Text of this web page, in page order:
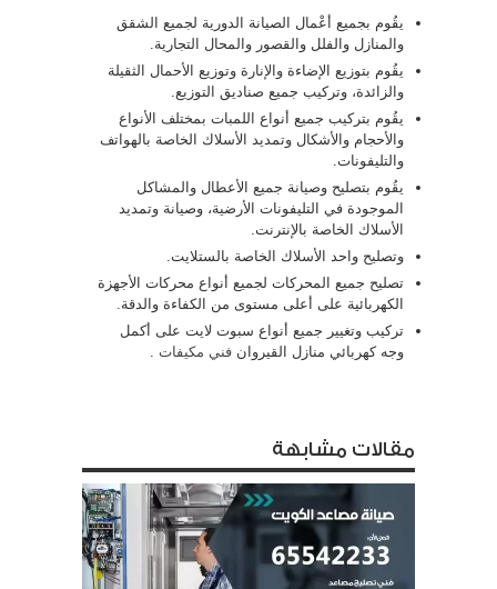
يقُوم بجميع أعْمال الصيانة الدورية لجميع الشقق
والمنازل والفلل والقصور والمحال التجارية.
يقُوم بتوزيع الإضاءة والإنارة وتوزيع الأحمال الثقيلة
والزائدة، وتركيب جميع صناديق التوزيع.
يقُوم بتركيب جميع أنواع اللمبات بمختلف الأنواع
والأحجام والأشكال وتمديد الأسلاك الخاصة بالهواتف
والتليفونات.
يقُوم بتصليح وصيانة جميع الأعطال والمشاكل
الموجودة في التليفونات الأرضية، وصيانة وتمديد
الأسلاك الخاصة بالإنترنت.
وتصليح واحد الأسلاك الخاصة بالستلايت.
تصليح جميع المحركات لجميع أنواع محركات الأجهزة
الكهربائية على أعلى مستوى من الكفاءة والدقة.
تركيب وتغيير جميع أنواع سبوت لايت على أكمل
وجه كهربائي منازل القيروان فني مكيفات
مقالات مشابهة